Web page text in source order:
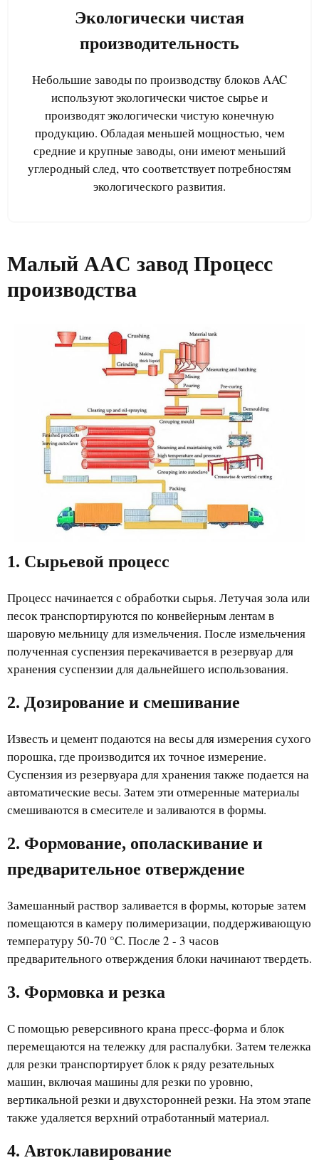
Экологически чистая
производительность
Небольшие заводы по производству блоков AAC
используют экологически чистое сырье и
производят экологически чистую конечную
продукцию. Обладая меньшей мощностью, чем
средние и крупные заводы, они имеют меньший
углеродный след, что соответствует потребностям
экологического развития.
Малый AAC завод Процесс
производства
1. Сырьевой процесс
Процесс начинается с обработки сырья. Летучая зола или
песок транспортируются по конвейерным лентам в
шаровую мельницу для измельчения. После измельчения
полученная суспензия перекачивается в резервуар для
хранения суспензии для дальнейшего использования.
2. Дозирование и смешивание
Известь и цемент подаются на весы для измерения сухого
порошка, где производится их точное измерение.
Суспензия из резервуара для хранения также подается на
автоматические весы. Затем эти отмеренные материалы
смешиваются в смесителе и заливаются в формы.
2. Формование, ополаскивание и
предварительное отверждение
Замешанный раствор заливается в формы, которые затем
помещаются в камеру полимеризации, поддерживающую
температуру 50-70 °C. После 2 - 3 часов
предварительного отверждения блоки начинают твердеть.
3. Формовка и резка
С помощью реверсивного крана пресс-форма и блок
перемещаются на тележку для распалубки. Затем тележка
для резки транспортирует блок к ряду резательных
машин, включая машины для резки по уровню,
вертикальной резки и двухсторонней резки. На этом этапе
также удаляется верхний отработанный материал.
4. Автоклавирование